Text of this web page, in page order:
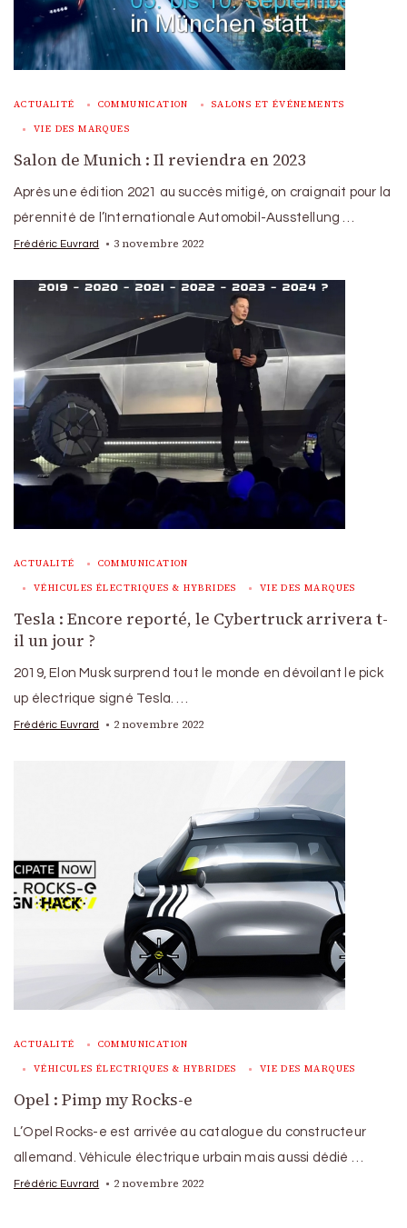
ACTUALITÉ COMMUNICATION SALONS ET ÉVÉNEMENTS
VIE DES MARQUES
Salon de Munich : Il reviendra en 2023
Après une édition 2021 au succès mitigé, on craignait pour la
pérennité de l’Internationale Automobil-Ausstellung …
Frédéric Euvrard 3 novembre 2022
ACTUALITÉ COMMUNICATION
VÉHICULES ÉLECTRIQUES & HYBRIDES VIE DES MARQUES
Tesla : Encore reporté, le Cybertruck arrivera t-
il un jour ?
2019, Elon Musk surprend tout le monde en dévoilant le pick
up électrique signé Tesla. …
Frédéric Euvrard 2 novembre 2022
ACTUALITÉ COMMUNICATION
VÉHICULES ÉLECTRIQUES & HYBRIDES VIE DES MARQUES
Opel : Pimp my Rocks-e
L’Opel Rocks-e est arrivée au catalogue du constructeur
allemand. Véhicule électrique urbain mais aussi dédié …
Frédéric Euvrard 2 novembre 2022